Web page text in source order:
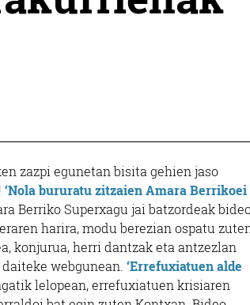
zazpi egunetan bisita gehien jaso
‘Nola bururatu zitzaien Amara Berrikoei
Berriko Superxagu jai batzordeak
harira, modu berezian ospatu
konjurua, herri dantzak eta antzezlan
webgunean. ‘Errefuxiatuen alde
lelopean, errefuxiatuen krisiaren